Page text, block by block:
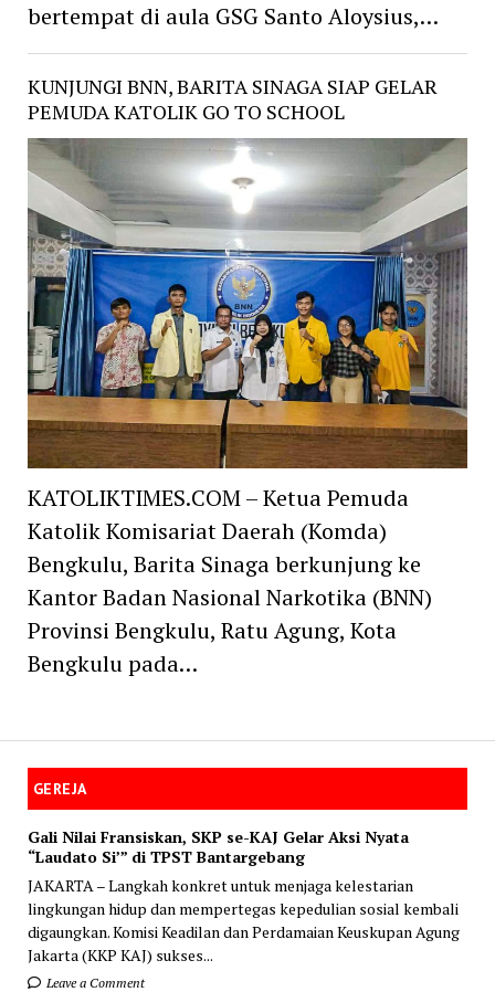
GEREJA
Gali Nilai Fransiskan, SKP se-KAJ Gelar Aksi Nyata
“Laudato Si’” di TPST Bantargebang
JAKARTA – Langkah konkret untuk menjaga kelestarian
lingkungan hidup dan mempertegas kepedulian sosial kembali
digaungkan. Komisi Keadilan dan Perdamaian Keuskupan Agung
Jakarta (KKP KAJ) sukses...
Leave a Comment
bertempat di aula GSG Santo Aloysius,…
KUNJUNGI BNN, BARITA SINAGA SIAP GELAR
PEMUDA KATOLIK GO TO SCHOOL
KATOLIKTIMES.COM – Ketua Pemuda
Katolik Komisariat Daerah (Komda)
Bengkulu, Barita Sinaga berkunjung ke
Kantor Badan Nasional Narkotika (BNN)
Provinsi Bengkulu, Ratu Agung, Kota
Bengkulu pada…